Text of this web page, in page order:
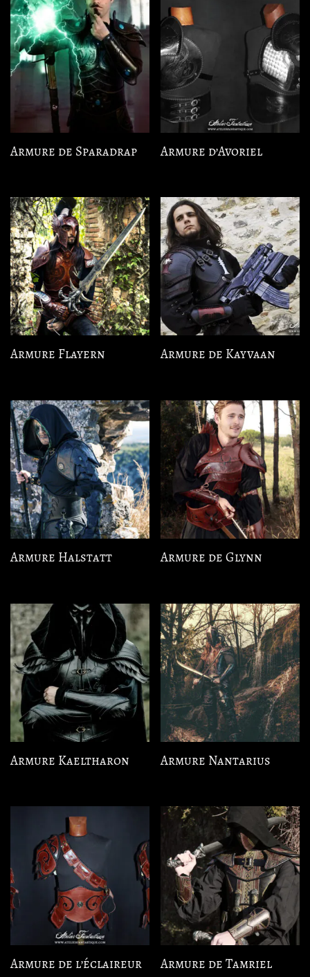
Armure de Sparadrap Armure d’Avoriel
Armure Flayern Armure de Kayvaan
Armure Halstatt Armure de Glynn
Armure Kaeltharon Armure Nantarius
Armure de l’éclaireur Armure de Tamriel